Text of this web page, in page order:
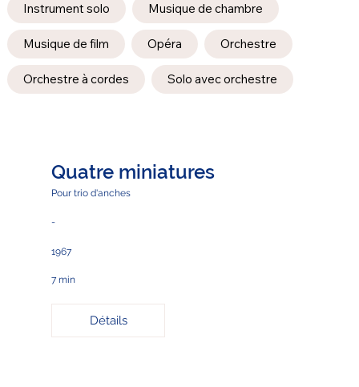
Quatre miniatures
Pour trio d'anches
-
1967
7 min
Détails
Instrument solo Musique de chambre
Musique de film Opéra Orchestre
Orchestre à cordes Solo avec orchestre